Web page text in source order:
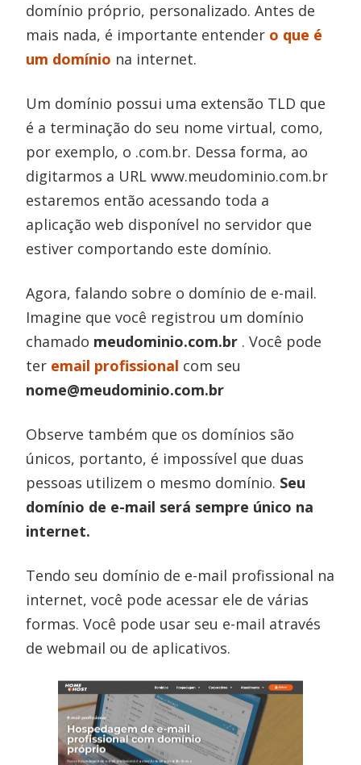
domínio próprio, personalizado. Antes de
mais nada, é importante entender o que é
um domínio na internet.
Um domínio possui uma extensão TLD que
é a terminação do seu nome virtual, como,
por exemplo, o .com.br. Dessa forma, ao
digitarmos a URL www.meudominio.com.br
estaremos então acessando toda a
aplicação web disponível no servidor que
estiver comportando este domínio.
Agora, falando sobre o domínio de e-mail.
Imagine que você registrou um domínio
chamado meudominio.com.br . Você pode
ter email profissional com seu
nome@meudominio.com.br
Observe também que os domínios são
únicos, portanto, é impossível que duas
pessoas utilizem o mesmo domínio. Seu
domínio de e-mail será sempre único na
internet.
Tendo seu domínio de e-mail profissional na
internet, você pode acessar ele de várias
formas. Você pode usar seu e-mail através
de webmail ou de aplicativos.